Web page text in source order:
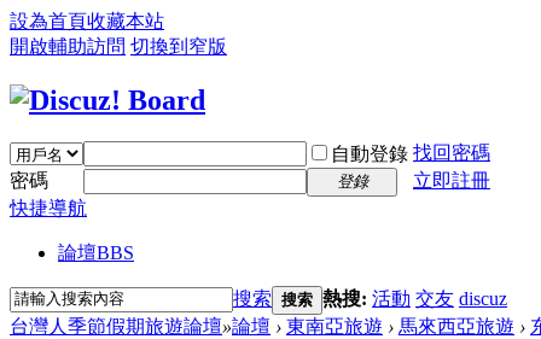
設為首頁收藏本站
開啟輔助訪問 切換到窄版
自動登錄 找回密碼
密碼
登錄
立即註冊
快捷導航
論壇BBS
搜索 搜索 熱搜: 活動 交友 discuz
台灣人季節假期旅遊論壇»論壇 › 東南亞旅遊 › 馬來西亞旅遊 ›